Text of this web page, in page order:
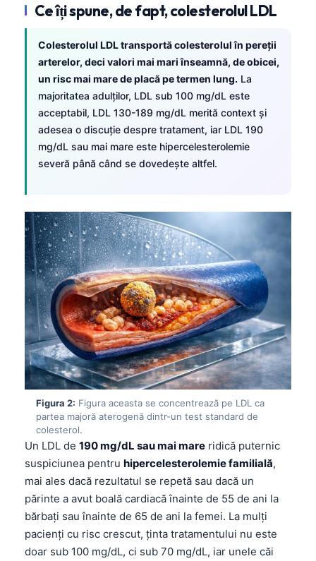
Ce îți spune, de fapt, colesterolul LDL
Colesterolul LDL transportă colesterolul în pereții
arterelor, deci valori mai mari înseamnă, de obicei,
un risc mai mare de placă pe termen lung. La
majoritatea adulților, LDL sub 100 mg/dL este
acceptabil, LDL 130-189 mg/dL merită context și
adesea o discuție despre tratament, iar LDL 190
mg/dL sau mai mare este hipercelesterolemie
severă până când se dovedește altfel.
Figura 2: Figura aceasta se concentrează pe LDL ca
partea majoră aterogenă dintr-un test standard de
colesterol.
Un LDL de 190 mg/dL sau mai mare ridică puternic
suspiciunea pentru hipercelesterolemie familială,
mai ales dacă rezultatul se repetă sau dacă un
părinte a avut boală cardiacă înainte de 55 de ani la
bărbați sau înainte de 65 de ani la femei. La mulți
pacienți cu risc crescut, ținta tratamentului nu este
doar sub 100 mg/dL, ci sub 70 mg/dL, iar unele căi